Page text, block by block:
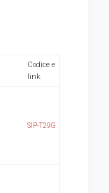
Codice e
link
SIP-T29G